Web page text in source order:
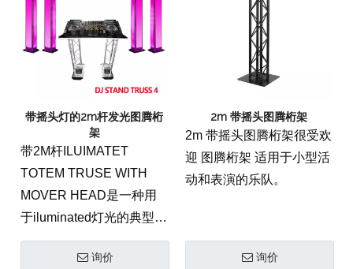
带摇头灯的2m杆发光图腾桁
架
带2M杆ILUIMATET
TOTEM TRUSE WITH
MOVER HEAD是一种用
于iluminated灯光的典型桁
架，特别是对于移动头
灯，它是用于室内小频段
询价
2m 带摇头图腾桁架
2m 带摇头图腾桁架很受欢
迎 图腾桁架 适用于小型活
动和表演的乐队。
询价